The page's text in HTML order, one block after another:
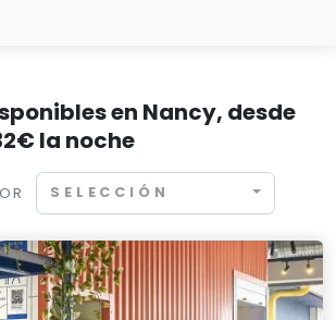
en Nancy, desde
la noche
SELECCIÓN